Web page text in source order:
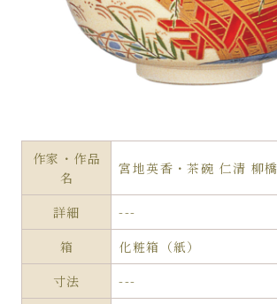
作家・作品
名
宮地英香・茶碗 仁清 柳橋
詳細
---
箱
化粧箱（紙）
寸法
---